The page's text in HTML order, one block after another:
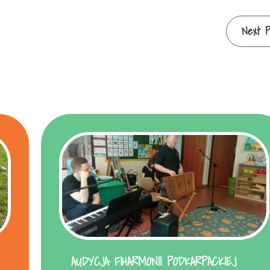
Next
AUDYCJA FIHARMONII PODKARPACKIEJ